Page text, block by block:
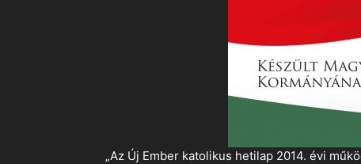
„Az Új Ember katolikus hetilap 2014. évi